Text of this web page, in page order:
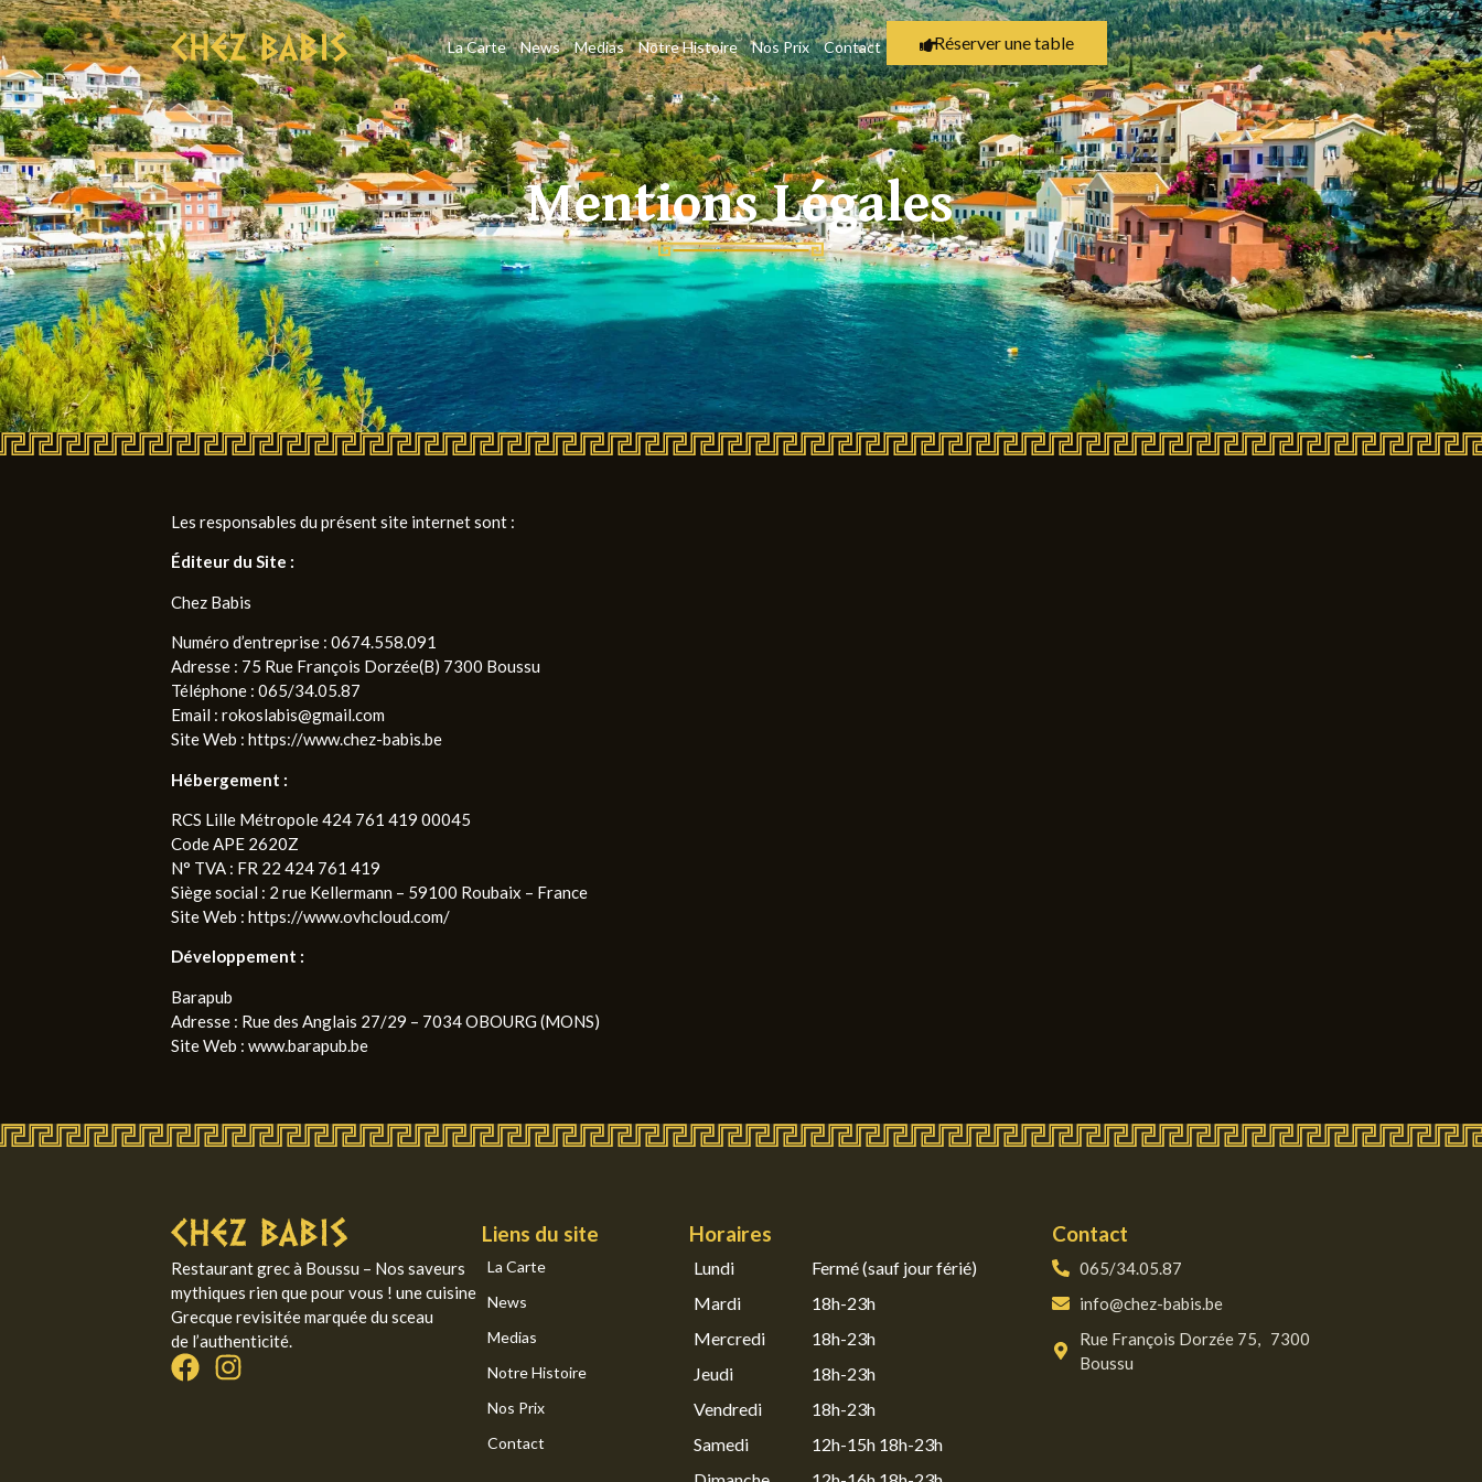
La Carte News Medias Notre Histoire Nos Prix Contact Réserver une table
Mentions Légales
Les responsables du présent site internet sont :
Éditeur du Site :
Chez Babis
Numéro d’entreprise : 0674.558.091
Adresse : 75 Rue François Dorzée(B) 7300 Boussu
Téléphone : 065/34.05.87
Email : rokoslabis@gmail.com
Site Web : https://www.chez-babis.be
Hébergement :
RCS Lille Métropole 424 761 419 00045
Code APE 2620Z
N° TVA : FR 22 424 761 419
Siège social : 2 rue Kellermann – 59100 Roubaix – France
Site Web : https://www.ovhcloud.com/
Développement :
Barapub
Adresse : Rue des Anglais 27/29 – 7034 OBOURG (MONS)
Site Web : www.barapub.be
Restaurant grec à Boussu – Nos saveurs
mythiques rien que pour vous ! une cuisine
Grecque revisitée marquée du sceau
de l’authenticité.
Liens du site
La Carte
News
Medias
Notre Histoire
Nos Prix
Contact
Horaires
Lundi
Fermé (sauf jour férié)
Mardi
18h-23h
Mercredi
18h-23h
Jeudi
18h-23h
Vendredi
18h-23h
Samedi
12h-15h 18h-23h
Contact
065/34.05.87
info@chez-babis.be
Rue François Dorzée 75, 7300
Boussu